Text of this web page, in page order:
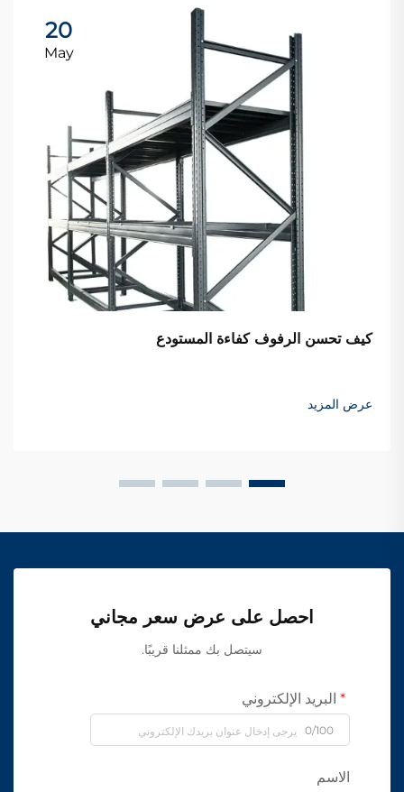
20
May
كيف تحسن الرفوف كفاءة المستودع
عرض المزيد
احصل على عرض سعر مجاني
سيتصل بك ممثلنا قريبًا.
البريد الإلكتروني
0/100
الاسم